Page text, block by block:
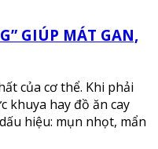
GIÚP MÁT GAN,
của cơ thể. Khi phải
khuya hay đồ ăn cay
hiệu: mụn nhọt, mẩn